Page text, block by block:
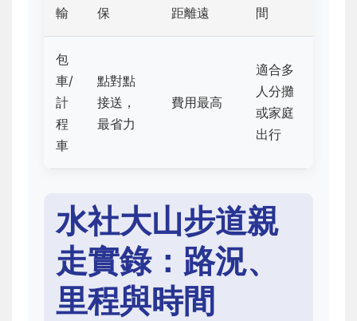
輸
保
距離遠
間
包
車/
計
程
車
點對點
接送，
最省力
費用最高
適合多
人分攤
或家庭
出行
水社大山步道親
走實錄：路況、
里程與時間